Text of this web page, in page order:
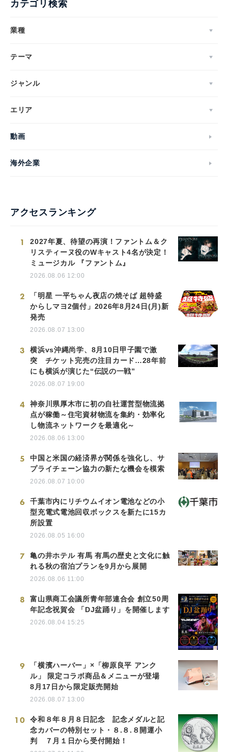
カテゴリ検索
業種
テーマ
ジャンル
エリア
動画
海外企業
アクセスランキング
1
2027年夏、待望の再演！ファントム＆ク
リスティーヌ役のWキャスト4名が決定！
ミュージカル 『ファントム』
2026.08.06 12:00
2
「明星 一平ちゃん夜店の焼そば 超特盛
からしマヨ2個付」2026年8月24日(月)新
発売
2026.08.07 13:00
3
横浜vs沖縄尚学、8月10日甲子園で激
突 チケット完売の注目カード…28年前
にも横浜が演じた“伝説の一戦”
2026.08.07 19:00
4
神奈川県厚木市に初の自社運営型物流拠
点が稼働～住宅資材物流を集約・効率化
し物流ネットワークを最適化～
2026.08.06 13:00
5
中国と米国の経済界が関係を強化し、サ
プライチェーン協力の新たな機会を模索
2026.08.07 10:00
6
千葉市内にリチウムイオン電池などの小
型充電式電池回収ボックスを新たに15カ
所設置
2026.08.05 16:00
7
亀の井ホテル 有馬 有馬の歴史と文化に触
れる秋の宿泊プランを9月から展開
2026.08.06 11:00
8
富山県商工会議所青年部連合会 創立50周
年記念祝賀会 「DJ盆踊り」を開催します
2026.08.04 15:25
9
「横濱ハーバー」×「柳原良平 アンク
ル」 限定コラボ商品＆メニューが登場
8月17日から限定販売開始
2026.08.07 13:00
10
令和８年８月８日記念 記念メダルと記
念カバーの特別セット・８.８.８開運小
判 ７月１日から受付開始！